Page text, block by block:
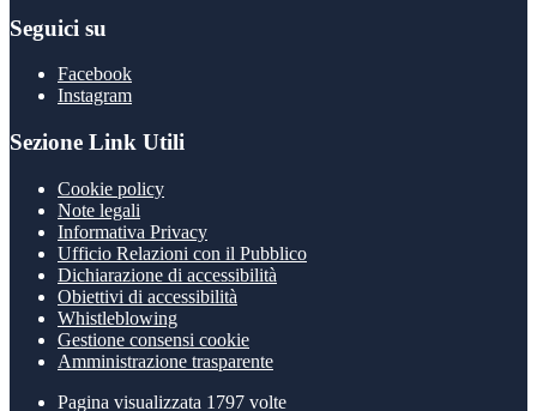
Seguici su
Facebook
Instagram
Sezione Link Utili
Cookie policy
Note legali
Informativa Privacy
Ufficio Relazioni con il Pubblico
Dichiarazione di accessibilità
Obiettivi di accessibilità
Whistleblowing
Gestione consensi cookie
Amministrazione trasparente
Pagina visualizzata 1797 volte